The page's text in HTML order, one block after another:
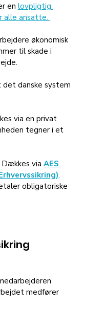
en lovpligtig
alle ansatte.
økonomisk
til skade i
danske system
via en privat
tegner i et
Dækkes via AES
,
obligatoriske
medfører